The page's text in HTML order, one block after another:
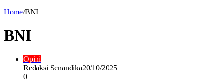
Home/BNI
BNI
Opini
Redaksi Senandika20/10/2025
0